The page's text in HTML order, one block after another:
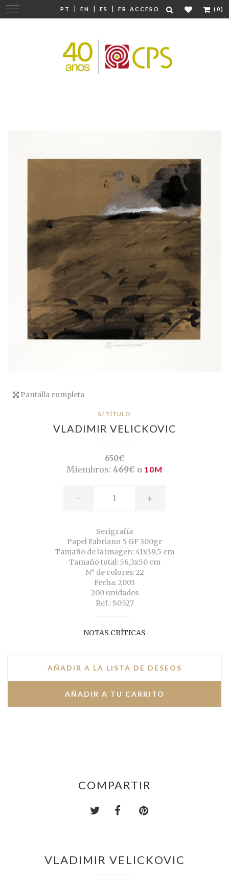
PT | EN | ES | FR ACCESO (0)
Cambiar
navegación
Pantalla completa
S/ TÍTULO
VLADIMIR VELICKOVIC
650€
Miembros: 469€ o 10M
- +
Serigrafía
Papel Fabriano 5 GF 300gr
Tamaño de la imagen: 41x39,5 cm
Tamaño total: 56,3x50 cm
Nº de colores: 22
Fecha: 2003
200 unidades
Ref.: S0527
NOTAS CRÍTICAS
AÑADIR A LA LISTA DE DESEOS
COMPARTIR
VLADIMIR VELICKOVIC